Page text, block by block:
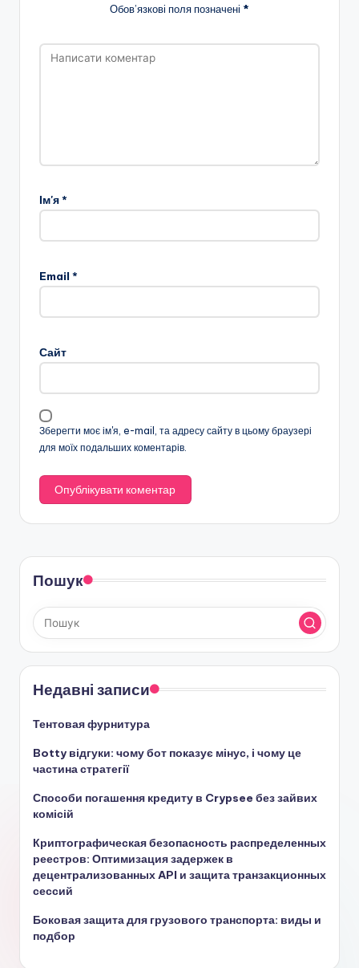
Обов’язкові поля позначені *
Ім'я*
Email *
Сайт
Зберегти моє ім'я, e-mail, та адресу сайту в цьому браузері
для моїх подальших коментарів.
Пошук
Недавні записи
Тентовая фурнитура
Botty відгуки: чому бот показує мінус, і чому це
частина стратегії
Способи погашення кредиту в Crypsee без зайвих
комісій
Криптографическая безопасность распределенных
реестров: Оптимизация задержек в
децентрализованных API и защита транзакционных
сессий
Боковая защита для грузового транспорта: виды и
подбор